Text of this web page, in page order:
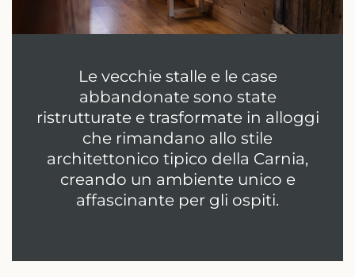
Le vecchie stalle e le case
abbandonate sono state
ristrutturate e trasformate in alloggi
che rimandano allo stile
architettonico tipico della Carnia,
creando un ambiente unico e
affascinante per gli ospiti.